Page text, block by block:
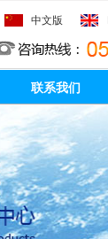
中文版
联系我们